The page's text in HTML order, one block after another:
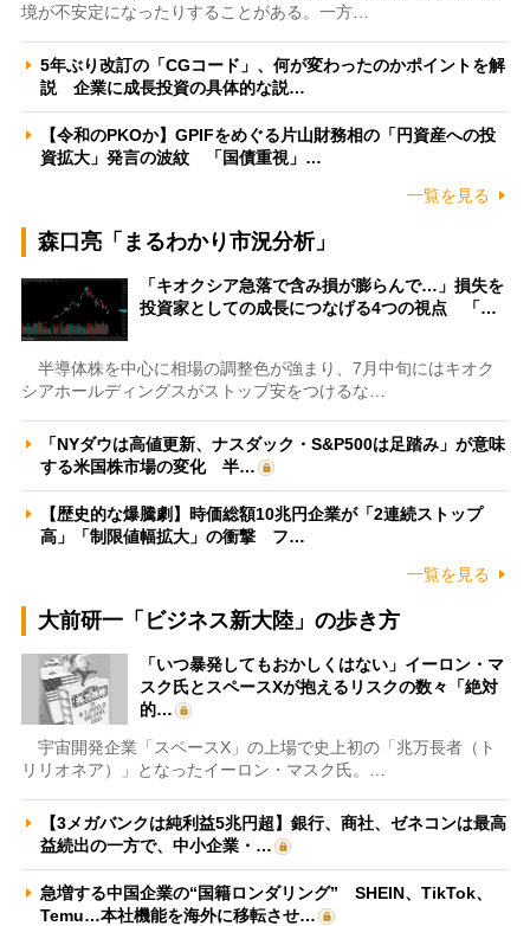
境が不安定になったりすることがある。一方…
5年ぶり改訂の「CGコード」、何が変わったのかポイントを解
説 企業に成長投資の具体的な説…
【令和のPKOか】GPIFをめぐる片山財務相の「円資産への投
資拡大」発言の波紋 「国債重視」…
一覧を見る
森口亮「まるわかり市況分析」
「キオクシア急落で含み損が膨らんで…」損失を
投資家としての成長につなげる4つの視点 「…
半導体株を中心に相場の調整色が強まり、7月中旬にはキオク
シアホールディングスがストップ安をつけるな…
「NYダウは高値更新、ナスダック・S&P500は足踏み」が意味
する米国株市場の変化 半…
【歴史的な爆騰劇】時価総額10兆円企業が「2連続ストップ
高」「制限値幅拡大」の衝撃 フ…
一覧を見る
大前研一「ビジネス新大陸」の歩き方
「いつ暴発してもおかしくはない」イーロン・マ
スク氏とスペースXが抱えるリスクの数々「絶対
的…
宇宙開発企業「スペースX」の上場で史上初の「兆万長者（ト
リリオネア）」となったイーロン・マスク氏。…
【3メガバンクは純利益5兆円超】銀行、商社、ゼネコンは最高
益続出の一方で、中小企業・…
急増する中国企業の“国籍ロンダリング” SHEIN、TikTok、
Temu…本社機能を海外に移転させ…